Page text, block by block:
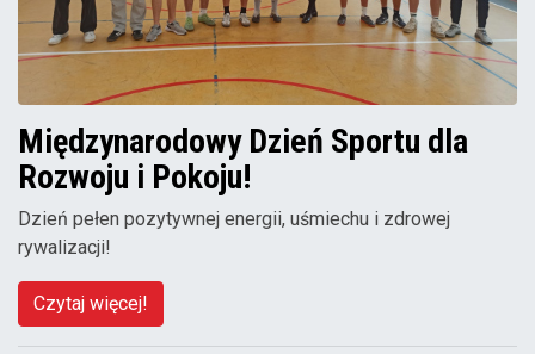
Międzynarodowy Dzień Sportu dla
Rozwoju i Pokoju!
Dzień pełen pozytywnej energii, uśmiechu i zdrowej
rywalizacji!
Czytaj więcej!